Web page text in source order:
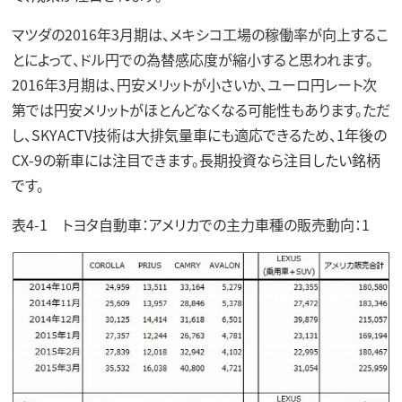
マツダの2016年3月期は、メキシコ工場の稼働率が向上するこ
とによって、ドル円での為替感応度が縮小すると思われます。
2016年3月期は、円安メリットが小さいか、ユーロ円レート次
第では円安メリットがほとんどなくなる可能性もあります。ただ
し、SKYACTV技術は大排気量車にも適応できるため、1年後の
CX-9の新車には注目できます。長期投資なら注目したい銘柄
です。
表4-1 トヨタ自動車：アメリカでの主力車種の販売動向：1